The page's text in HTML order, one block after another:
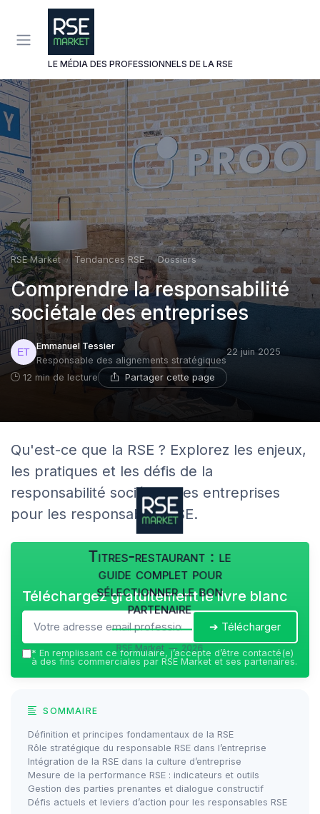
LE MÉDIA DES PROFESSIONNELS DE LA RSE
RSE Market Tendances RSE Dossiers
Comprendre la responsabilité
sociétale des entreprises
Emmanuel Tessier
Responsable des alignements stratégiques
22 juin 2025
12 min de lecture Partager cette page
Qu'est-ce que la RSE ? Explorez les enjeux,
les pratiques et les défis de la
responsabilité sociétale des entreprises
pour les responsables RSE.
Titres-restaurant : le
guide complet pour
sélectionner le bon
partenaire
RSE Market — 2026
Téléchargez gratuitement le livre blanc
➔ Télécharger
* En remplissant ce formulaire, j’accepte d’être contacté(e)
à des fins commerciales par RSE Market et ses partenaires.
SOMMAIRE
Définition et principes fondamentaux de la RSE
Rôle stratégique du responsable RSE dans l’entreprise
Intégration de la RSE dans la culture d’entreprise
Mesure de la performance RSE : indicateurs et outils
Gestion des parties prenantes et dialogue constructif
Défis actuels et leviers d’action pour les responsables RSE
Panneau de gestion des cookies